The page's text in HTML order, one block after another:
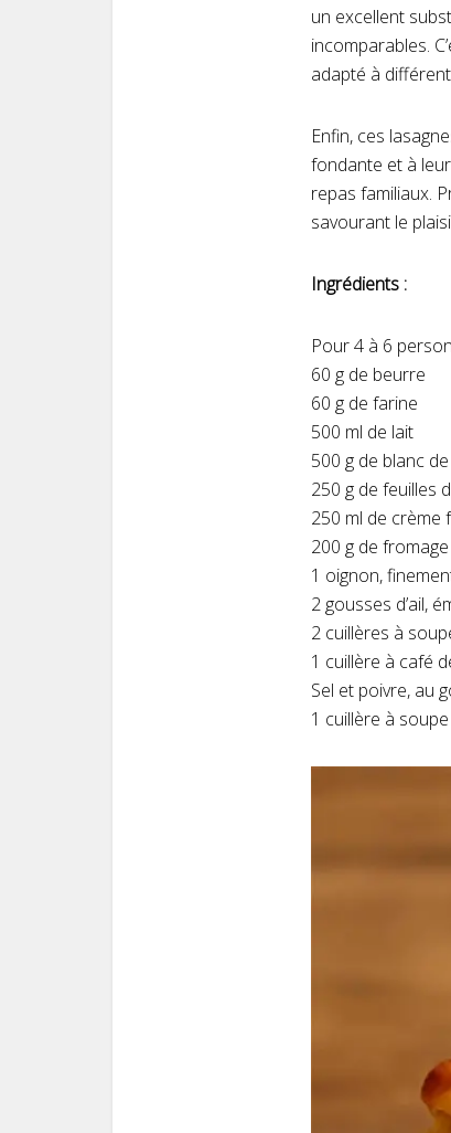
un excellent
incomparables.
adapté à
Enfin, ces
fondante et à
repas familiaux.
savourant le
Ingrédients :
Pour 4 à 6
60 g de beurre
60 g de farine
500 ml de lait
500 g de blanc
250 g de feuilles
250 ml de crème
200 g de
1 oignon,
2 gousses d’ail,
2 cuillères à
1 cuillère à café
Sel et poivre, au
1 cuillère à